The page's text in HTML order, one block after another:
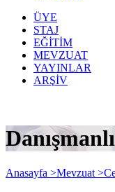
ÜYE
STAJ
EĞİTİM
MEVZUAT
YAYINLAR
ARŞİV
Anasayfa >Mevzuat >